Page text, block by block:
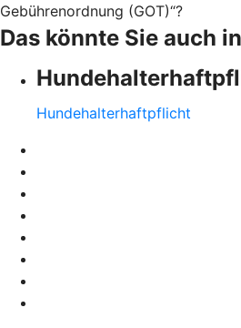
Gebührenordnung (GOT)“?
Das könnte Sie auch
Hundehalter­haftpflicht